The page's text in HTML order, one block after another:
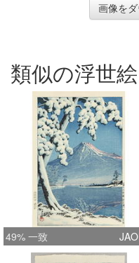
画像を
類似の浮世絵
49% 一致